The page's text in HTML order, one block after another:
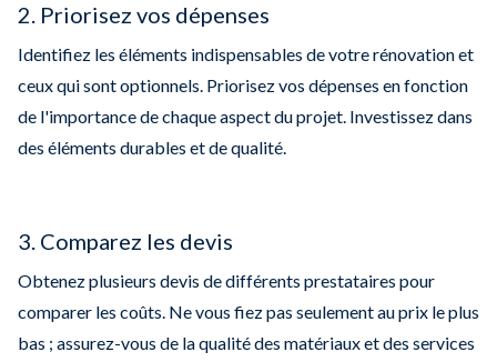
2. Priorisez vos dépenses
Identifiez les éléments indispensables de votre rénovation et
ceux qui sont optionnels. Priorisez vos dépenses en fonction
de l'importance de chaque aspect du projet. Investissez dans
des éléments durables et de qualité.
3. Comparez les devis
Obtenez plusieurs devis de différents prestataires pour
comparer les coûts. Ne vous fiez pas seulement au prix le plus
bas ; assurez-vous de la qualité des matériaux et des services